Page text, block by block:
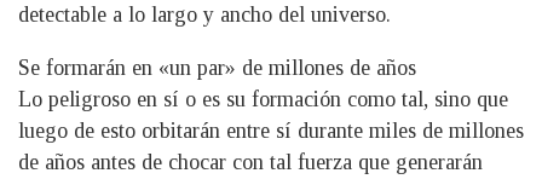
detectable a lo largo y ancho del universo.
Se formarán en «un par» de millones de años
Lo peligroso en sí o es su formación como tal, sino que
luego de esto orbitarán entre sí durante miles de millones
de años antes de chocar con tal fuerza que generarán